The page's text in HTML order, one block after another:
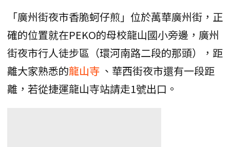
「廣州街夜市香脆蚵仔煎」位於萬華廣州街，正
確的位置就在PEKO的母校龍山國小旁邊，廣州
街夜市行人徒步區（環河南路二段的那頭），距
離大家熟悉的龍山寺 、華西街夜市還有一段距
離，若從捷運龍山寺站請走1號出口。